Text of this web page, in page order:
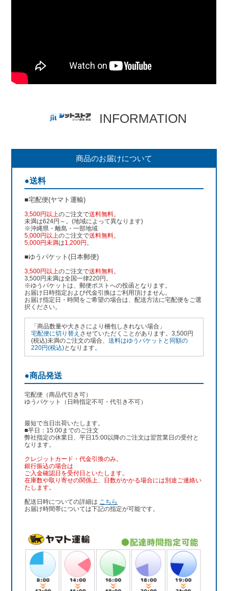
INFORMATION
商品のお届けについて
●送料
■宅配便(ヤマト運輸)
3,500円以上のご注文で送料無料。
未満は624円～。(地域によって異なります)
※沖縄県・離島・一部地域
5,000円以上のご注文で送料無料。
5,000円未満は1,200円 。
■ゆうパケット(日本郵便)
3,500円以上のご注文で送料無料。
3,500円未満は全国一律220円。
※ゆうパケットは、郵便ポストへの投函となります。
お届け日時指定および代金引換はご利用頂けません。
お届け指定日・時間をご希望の場合は、配送方法に宅配便をご選
択ください。
「商品数量や大きさにより梱包しきれない場合」
宅配便に切り替え させていただくことがあります。3,500円
(税込)未満のご注文の場合、送料はゆうパケットと同額の
220円(税込)となります。
●商品発送
宅配便（商品代引き可）
ゆうパケット（日時指定不可・代引き不可）
最短で当日出荷いたします。
■平日：15:00までのご注文
弊社指定の休業日、平日15:00以降のご注文は翌営業日の受付と
なります。
クレジットカード・代金引換のみ。
銀行振込の場合は
ご入金確認日を受付日といたします。
在庫数や取り寄せの関係上、日数がかかる場合には別途ご連絡い
たします。
配送日時についての詳細は こちら
お届け時間帯については下記の指定が可能です。